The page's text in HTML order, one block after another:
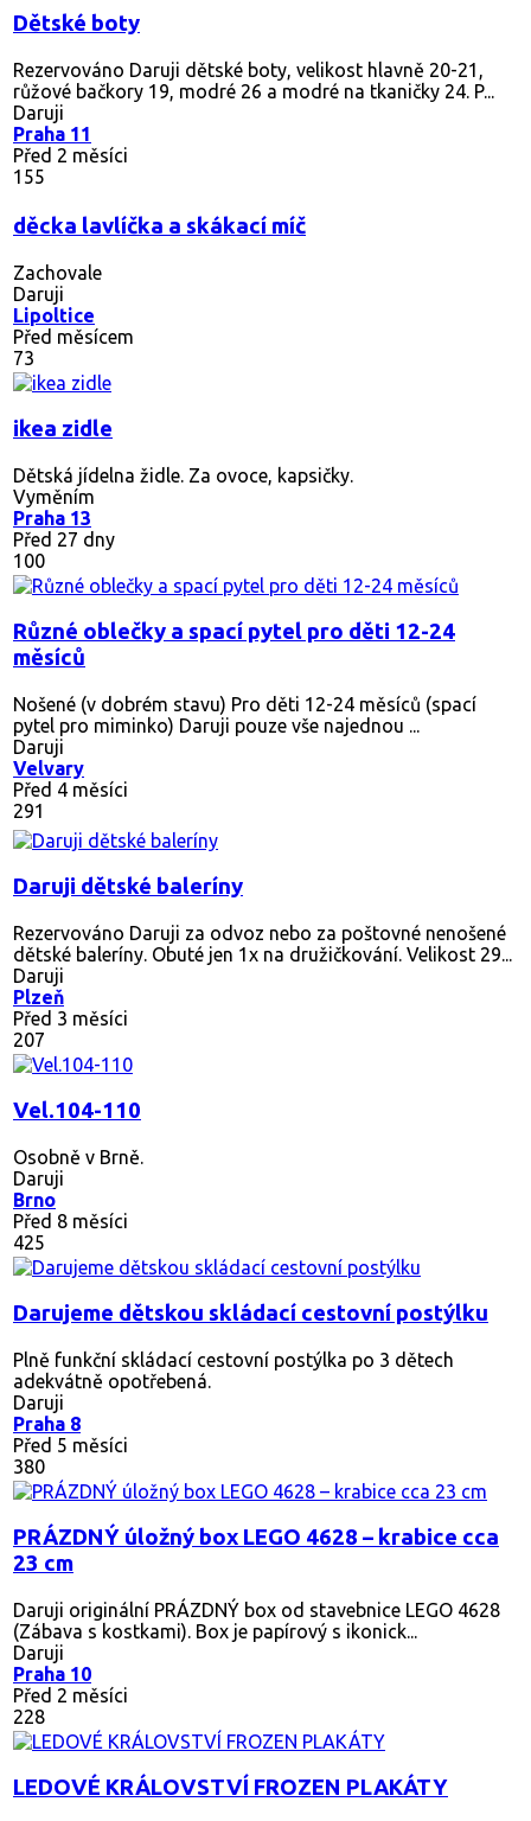
Dětské boty
Rezervováno Daruji dětské boty, velikost hlavně 20-21,
růžové bačkory 19, modré 26 a modré na tkaničky 24. P...
Daruji
Praha 11
Před 2 měsíci
155
děcka lavlíčka a skákací míč
Zachovale
Daruji
Lipoltice
Před měsícem
73
ikea zidle
Dětská jídelna židle. Za ovoce, kapsičky.
Vyměním
Praha 13
Před 27 dny
100
Různé oblečky a spací pytel pro děti 12-24
měsíců
Nošené (v dobrém stavu) Pro děti 12-24 měsíců (spací
pytel pro miminko) Daruji pouze vše najednou ...
Daruji
Velvary
Před 4 měsíci
291
Daruji dětské baleríny
Rezervováno Daruji za odvoz nebo za poštovné nenošené
dětské baleríny. Obuté jen 1x na družičkování. Velikost 29...
Daruji
Plzeň
Před 3 měsíci
207
Vel.104-110
Osobně v Brně.
Daruji
Brno
Před 8 měsíci
425
Darujeme dětskou skládací cestovní postýlku
Plně funkční skládací cestovní postýlka po 3 dětech
adekvátně opotřebená.
Daruji
Praha 8
Před 5 měsíci
380
PRÁZDNÝ úložný box LEGO 4628 – krabice cca
23 cm
Daruji originální PRÁZDNÝ box od stavebnice LEGO 4628
(Zábava s kostkami). Box je papírový s ikonick...
Daruji
Praha 10
Před 2 měsíci
228
LEDOVÉ KRÁLOVSTVÍ FROZEN PLAKÁTY